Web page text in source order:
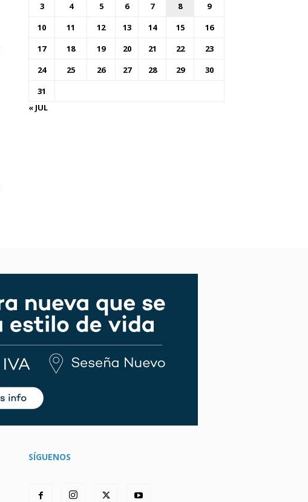
3
4 5 6 7 8
9
10
11 12 13 14 15
16
17
18 19 20 21 22
23
24
25 26 27 28 29
30
31
« JUL
SÍGUENOS